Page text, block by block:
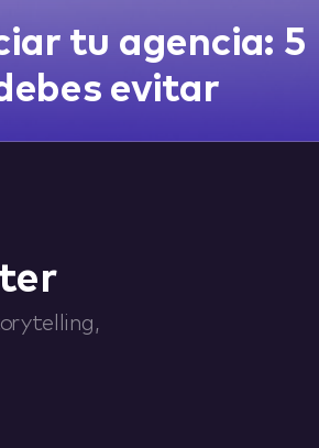
tu agencia: 5
evitar